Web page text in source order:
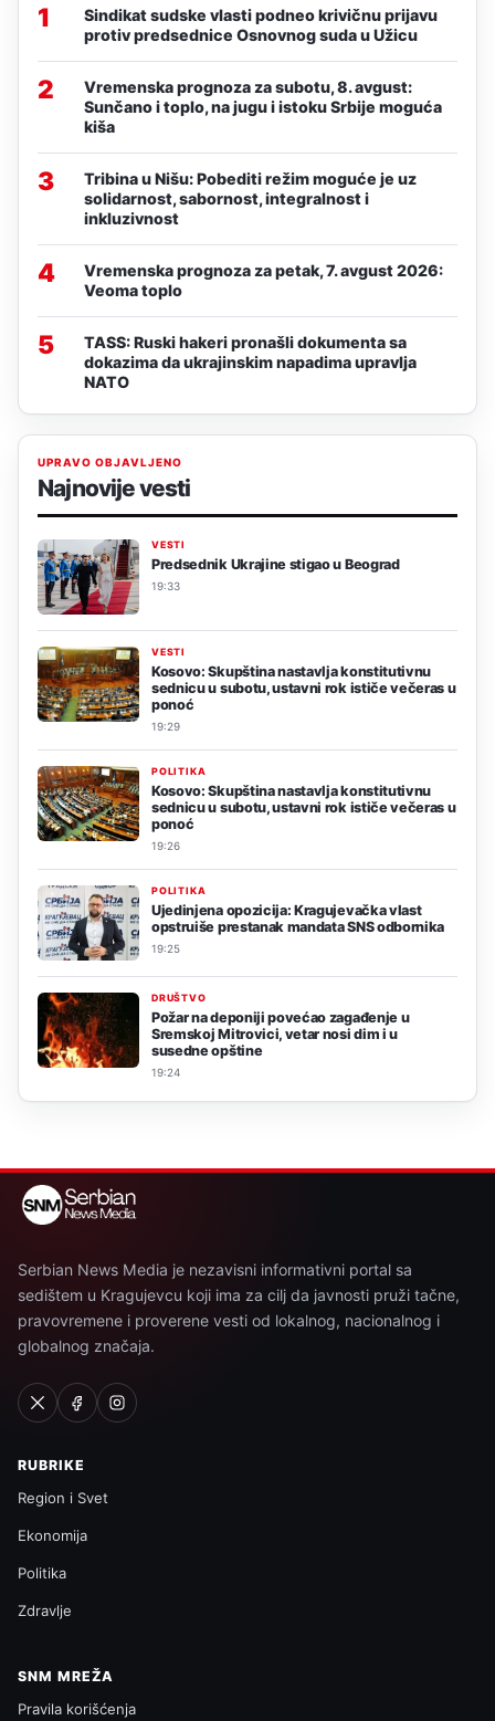
1
Sindikat sudske vlasti podneo krivičnu prijavu
protiv predsednice Osnovnog suda u Užicu
2
Vremenska prognoza za subotu, 8. avgust:
Sunčano i toplo, na jugu i istoku Srbije moguća
kiša
3
Tribina u Nišu: Pobediti režim moguće je uz
solidarnost, sabornost, integralnost i
inkluzivnost
4
Vremenska prognoza za petak, 7. avgust 2026:
Veoma toplo
5
TASS: Ruski hakeri pronašli dokumenta sa
dokazima da ukrajinskim napadima upravlja
NATO
UPRAVO OBJAVLJENO
Najnovije vesti
VESTI
Predsednik Ukrajine stigao u Beograd
19:33
VESTI
Kosovo: Skupština nastavlja konstitutivnu
sednicu u subotu, ustavni rok ističe večeras u
ponoć
19:29
POLITIKA
Kosovo: Skupština nastavlja konstitutivnu
sednicu u subotu, ustavni rok ističe večeras u
ponoć
19:26
POLITIKA
Ujedinjena opozicija: Kragujevačka vlast
opstruiše prestanak mandata SNS odbornika
19:25
DRUŠTVO
Požar na deponiji povećao zagađenje u
Sremskoj Mitrovici, vetar nosi dim i u
susedne opštine
19:24
Serbian News Media je nezavisni informativni portal sa
sedištem u Kragujevcu koji ima za cilj da javnosti pruži tačne,
pravovremene i proverene vesti od lokalnog, nacionalnog i
globalnog značaja.
RUBRIKE
Region i Svet
Ekonomija
Politika
Zdravlje
SNM MREŽA
Pravila korišćenja